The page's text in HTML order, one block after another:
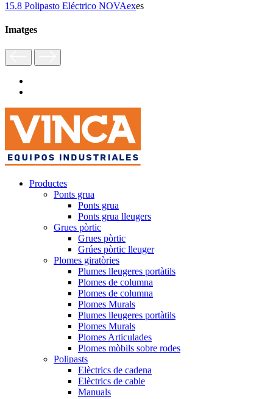
15.8 Polipasto Eléctrico NOVAexes
Imatges
Productes
Ponts grua
Ponts grua
Ponts grua lleugers
Grues pòrtic
Grues pòrtic
Grúes pòrtic lleuger
Plomes giratòries
Plumes lleugeres portàtils
Plomes de columna
Plomes de columna
Plomes Murals
Plumes lleugeres portàtils
Plomes Murals
Plomes Articulades
Plomes mòbils sobre rodes
Polipasts
Elèctrics de cadena
Elèctrics de cable
Manuals